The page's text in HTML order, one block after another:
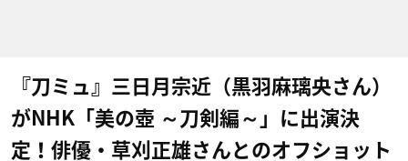
『刀ミュ』三日月宗近（黒羽麻璃央さん）
がNHK「美の壺 ～刀剣編～」に出演決
定！俳優・草刈正雄さんとのオフショット